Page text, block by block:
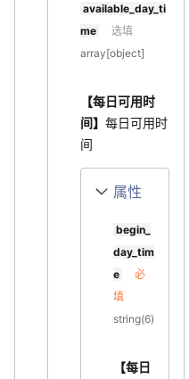
available_day_ti
me
选填
array[object]
【每日可用时
间】 每日可用时
间
属性
begin_
day_tim
e
必
填
string(6)
【每日